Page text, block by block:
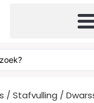
/Stafvulling /